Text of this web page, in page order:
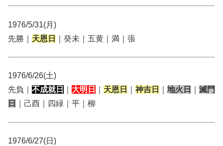
1976/5/31(月)
先勝｜ 天恩日 ｜癸未｜五黄｜満｜張
1976/6/26(土)
先負｜ 不成就日 大明日 天恩日 神吉日 地火日
滅門
日
｜己酉｜四緑｜平｜柳
1976/6/27(日)